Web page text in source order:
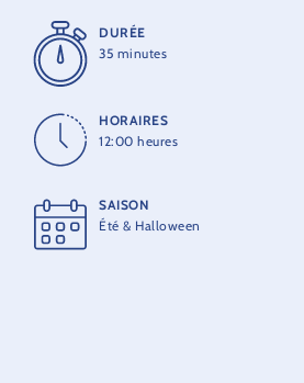
DURÉE
35 minutes
HORAIRES
12:00 heures
SAISON
Été & Halloween